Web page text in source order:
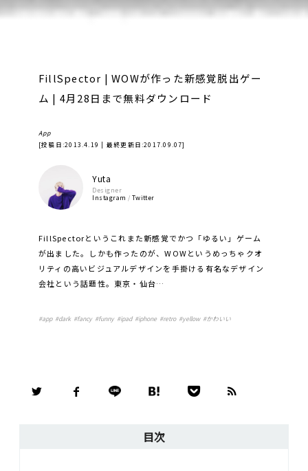
FillSpector | WOWが作った新感覚脱出ゲー
ム | 4月28日まで無料ダウンロード
App
[投稿日:2013.4.19 | 最終更新日:2017.09.07]
Yuta
Designer
Instagram / Twitter
FillSpectorというこれまた新感覚でかつ「ゆるい」ゲーム
が出ました。しかも作ったのが、WOWというめっちゃクオ
リティの高いビジュアルデザインを手掛ける有名なデザイン
会社という話題性。東京・仙台…
#app#dark#fancy#funny#ipad#iphone #retro#yellow#かわいい
目次